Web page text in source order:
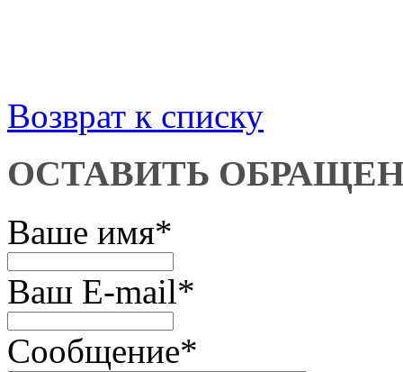
Возврат к списку
ОСТАВИТЬ
Ваше имя*
Ваш E-mail*
Сообщение*